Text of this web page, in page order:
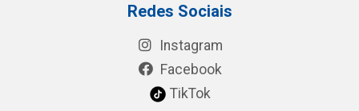
Redes Sociais
Instagram
Facebook
TikTok